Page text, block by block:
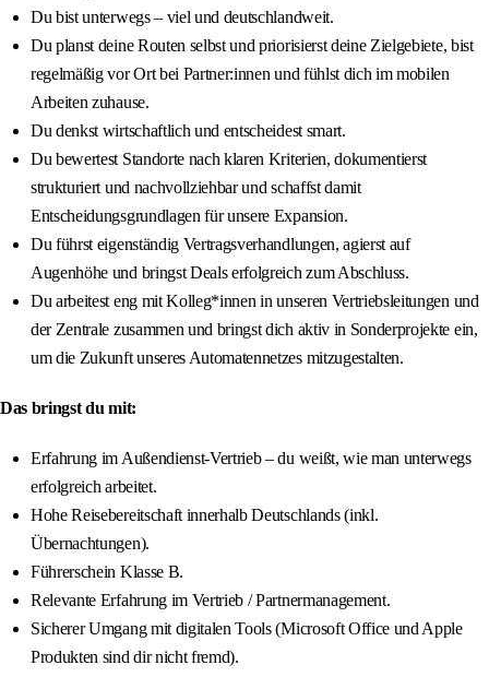
Du bist unterwegs – viel und deutschlandweit.
Du planst deine Routen selbst und priorisierst deine Zielgebiete, bist
regelmäßig vor Ort bei Partner:innen und fühlst dich im mobilen
Arbeiten zuhause.
Du denkst wirtschaftlich und entscheidest smart.
Du bewertest Standorte nach klaren Kriterien, dokumentierst
strukturiert und nachvollziehbar und schaffst damit
Entscheidungsgrundlagen für unsere Expansion.
Du führst eigenständig Vertragsverhandlungen, agierst auf
Augenhöhe und bringst Deals erfolgreich zum Abschluss.
Du arbeitest eng mit Kolleg*innen in unseren Vertriebsleitungen und
der Zentrale zusammen und bringst dich aktiv in Sonderprojekte ein,
um die Zukunft unseres Automatennetzes mitzugestalten.
Das bringst du mit:
Erfahrung im Außendienst-Vertrieb – du weißt, wie man unterwegs
erfolgreich arbeitet.
Hohe Reisebereitschaft innerhalb Deutschlands (inkl.
Übernachtungen).
Führerschein Klasse B.
Relevante Erfahrung im Vertrieb / Partnermanagement.
Sicherer Umgang mit digitalen Tools (Microsoft Office und Apple
Produkten sind dir nicht fremd).